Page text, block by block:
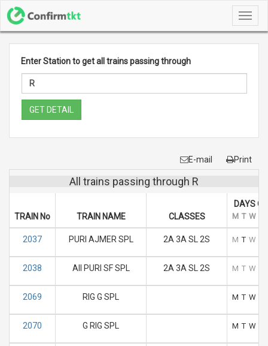
Enter Station to get all trains passing through
GET DETAIL
E-mail Print
All trains passing through R
TRAIN No TRAIN NAME CLASSES
DAYS
M T W
2037 PURI AJMER SPL 2A 3A SL 2S M T W
2038 AII PURI SF SPL 2A 3A SL 2S M T W
2069 RIG G SPL M T W
2070 G RIG SPL M T W